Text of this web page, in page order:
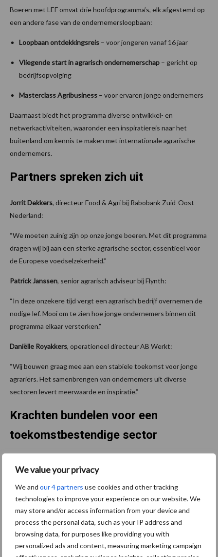
We value your privacy
We and our 4 partners use cookies and other tracking
technologies to improve your experience on our website. We
may store and/or access information from your device and
process the personal data, such as your IP address and
browsing data, for purposes like providing you with
personalized ads and content, measuring marketing campaign
Boeren met LEF omvat drie hoofdprogramma’s, elk afgestemd op
een andere fase van de ondernemersloopbaan:
Loopbaan ontdekkingsreis – voor jongeren vanaf 16 jaar
Vliegende start in agrarisch ondernemerschap – gericht op
bedrijfsopvolging
Masterclass Agribusiness – voor ervaren jonge ondernemers
Daarnaast biedt het programma diverse ontwikkel- en
netwerkactiviteiten, waaronder een inspiratiereis naar het
buitenland om kennis te maken met internationale agrarische
ondernemers.
Partners spreken zich uit
Jorrit Dekkers, directeur Food & Agri bij Rabobank Zuid-Oost
Nederland:
“We moeten zuinig zijn op onze jonge boeren. Met dit programma
dragen wij bij aan een sterke agrarische sector, essentieel voor
de Europese voedselzekerheid.”
Patrick Janssen, senior agrarisch adviseur bij Flynth:
“In deze onzekere tijd vergt een agrarisch bedrijf overnemen de
nodige lef. Mooi om te zien hoe jonge ondernemers binnen dit
programma elkaar versterken.”
Daniëlle Royakkers, operationeel directeur AB Werkt:
“Wij bouwen graag mee aan een stabiele toekomst voor jonge
agrariërs. Het samenbrengen van ondernemers uit diverse
sectoren levert meerwaarde en inspiratie.”
Krachten bundelen voor een
toekomstbestendige sector
ondernemers te bereiken en geschikte deelnemers te werven.
“Het is prachtig dat zoveel partijen zich willen inzetten voor jonge
maken wij dé toekomst.”
Bron: Voergroep Zuid